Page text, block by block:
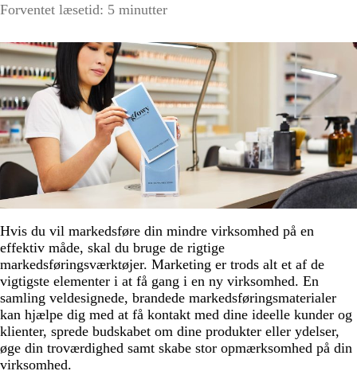
Forventet læsetid: 5 minutter
Hvis du vil markedsføre din mindre virksomhed på en
effektiv måde, skal du bruge de rigtige
markedsføringsværktøjer. Marketing er trods alt et af de
vigtigste elementer i at få gang i en ny virksomhed. En
samling veldesignede, brandede markedsføringsmaterialer
kan hjælpe dig med at få kontakt med dine ideelle kunder og
klienter, sprede budskabet om dine produkter eller ydelser,
øge din troværdighed samt skabe stor opmærksomhed på din
virksomhed.